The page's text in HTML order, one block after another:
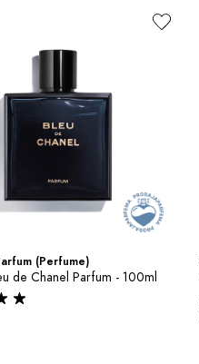
(Perfume)
de Chanel Parfum - 100ml